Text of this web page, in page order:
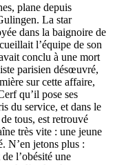
plane depuis
La star
dans la baignoire de
l’équipe de son
conclu à une mort
parisien désœuvré,
sur cette affaire,
qu’il pose ses
du service, et dans le
tous, est retrouvé
très vite : une jeune
N’en jetons plus :
l’obésité une